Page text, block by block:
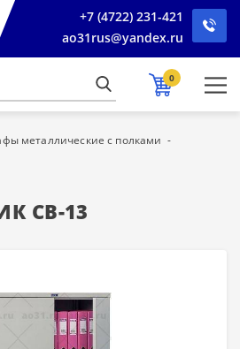
+7 (4722) 231-421
ao31rus@yandex.ru
0
металлические с полками
СВ-13